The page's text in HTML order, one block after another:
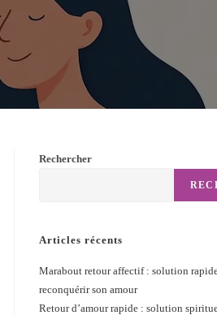
Rechercher
Articles récents
Marabout retour affectif : solution
reconquérir son amour
Retour d’amour rapide : solution